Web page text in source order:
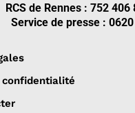
RCS de Rennes : 752 406
Service de presse : 0620